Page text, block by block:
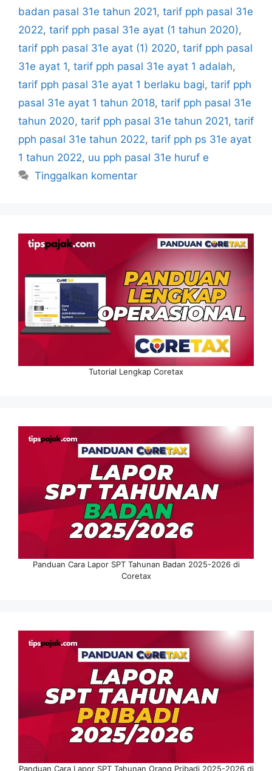
badan pasal 31e tahun 2021, tarif pph pasal 31e
2022, tarif pph pasal 31e ayat (1 tahun 2020),
tarif pph pasal 31e ayat (1) 2020, tarif pph pasal
31e ayat 1, tarif pph pasal 31e ayat 1 adalah,
tarif pph pasal 31e ayat 1 berlaku bagi, tarif pph
pasal 31e ayat 1 tahun 2018, tarif pph pasal 31e
tahun 2020, tarif pph pasal 31e tahun 2021, tarif
pph pasal 31e tahun 2022, tarif pph ps 31e ayat
1 tahun 2022, uu pph pasal 31e huruf e
Tinggalkan komentar
Tutorial Lengkap Coretax
Panduan Cara Lapor SPT Tahunan Badan 2025-2026 di
Coretax
Panduan Cara Lapor SPT Tahunan Orang Pribadi 2025-2026 di